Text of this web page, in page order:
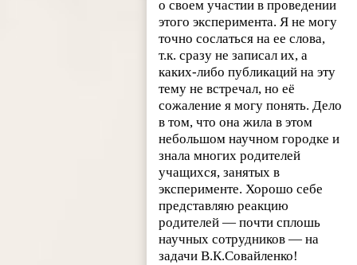
о своем участии в проведении
этого эксперимента. Я не могу
точно сослаться на ее слова,
т.к. сразу не записал их, а
каких-либо публикаций на эту
тему не встречал, но её
сожаление я могу понять. Дело
в том, что она жила в этом
небольшом научном городке и
знала многих родителей
учащихся, занятых в
эксперименте. Хорошо себе
представляю реакцию
родителей — почти сплошь
научных сотрудников — на
задачи В.К.Совайленко!